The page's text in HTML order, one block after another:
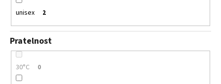
unisex 2
Pratelnost
30°C 0